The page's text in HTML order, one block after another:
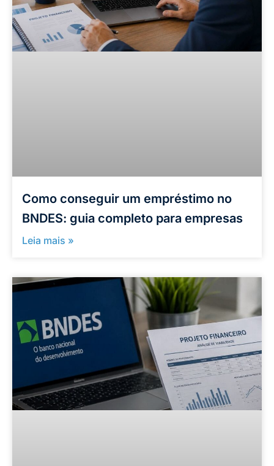
Como conseguir um empréstimo no
BNDES: guia completo para empresas
Leia mais »